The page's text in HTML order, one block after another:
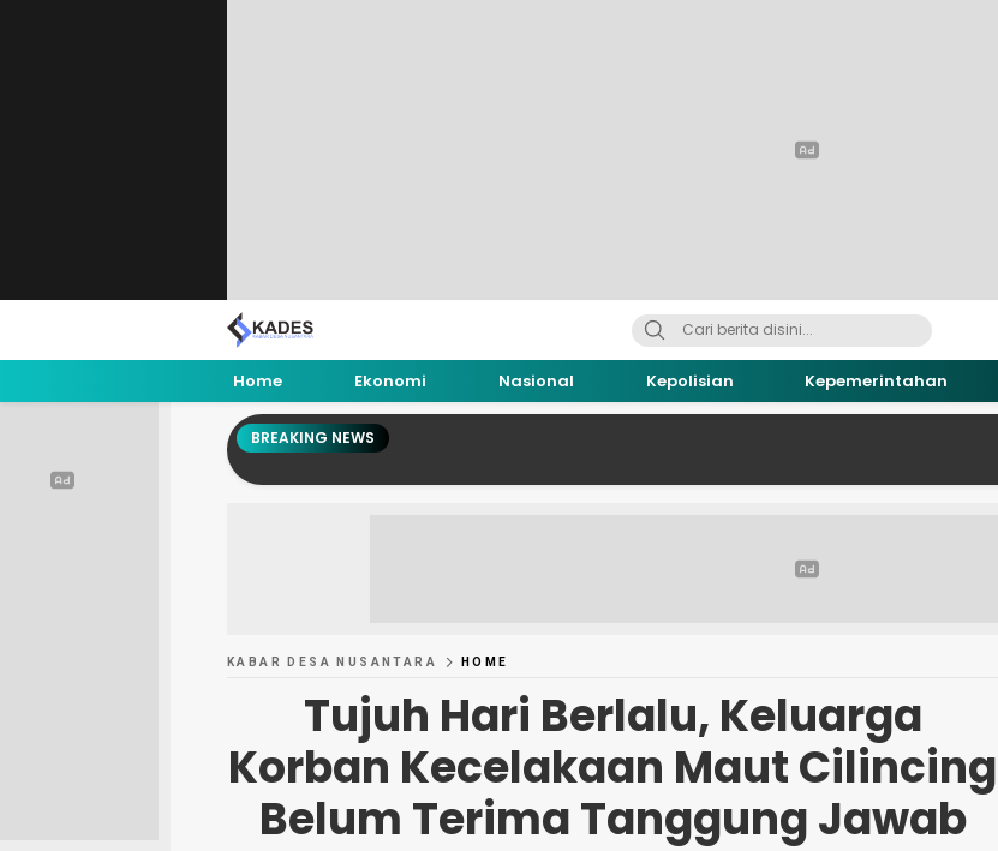
Home Ekonomi Nasional Kepolisian Kepemerintahan
BREAKING NEWS
KABAR DESA NUSANTARA HOME
Tujuh Hari Berlalu, Keluarga
Korban Kecelakaan Maut Cilincing
Belum Terima Tanggung Jawab